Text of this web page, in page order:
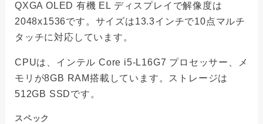
QXGA OLED 有機 EL ディスプレイで解像度は
2048x1536です。サイズは13.3インチで10点マルチ
タッチに対応しています。
CPUは、インテル Core i5-L16G7 プロセッサー、メ
モリが8GB RAM搭載しています。ストレージは
512GB SSDです。
スペック